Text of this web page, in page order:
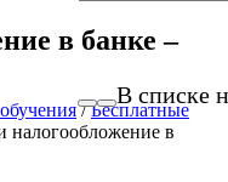
В списке
в банке –
/Бесплатные
налогообложение в